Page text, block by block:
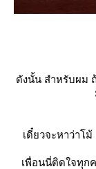
ดังนั้น สำหรับผม
เดี๋ยวจะหาว่าโ
เพื่อนนี่ติดใจทุก